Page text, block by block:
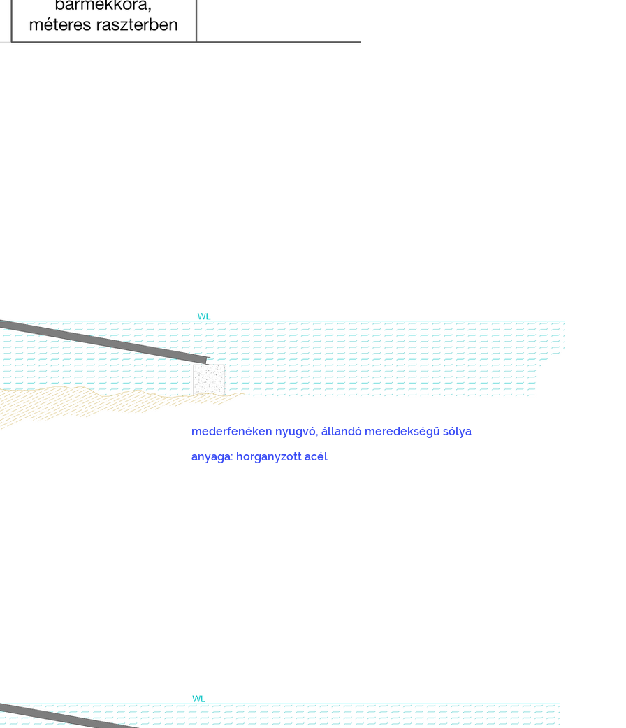
mederfenéken nyugvó, állandó meredekségű sólya
anyaga: horganyzott acél